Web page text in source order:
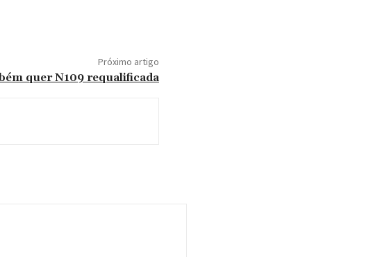
Próximo artigo
quer N109 requalificada